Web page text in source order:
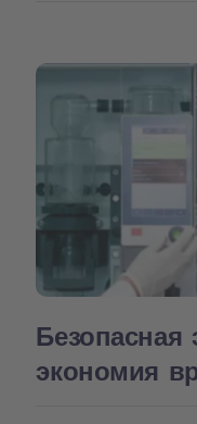
Безопасная
экономия